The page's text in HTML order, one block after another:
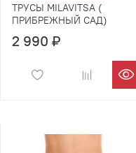
ТРУСЫ MILAVITSA (
ПРИБРЕЖНЫЙ САД)
2 990 ₽